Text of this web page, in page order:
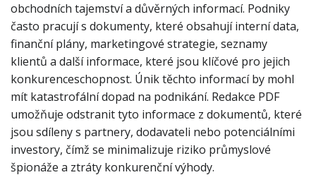
obchodních tajemství a důvěrných informací. Podniky
často pracují s dokumenty, které obsahují interní data,
finanční plány, marketingové strategie, seznamy
klientů a další informace, které jsou klíčové pro jejich
konkurenceschopnost. Únik těchto informací by mohl
mít katastrofální dopad na podnikání. Redakce PDF
umožňuje odstranit tyto informace z dokumentů, které
jsou sdíleny s partnery, dodavateli nebo potenciálními
investory, čímž se minimalizuje riziko průmyslové
špionáže a ztráty konkurenční výhody.